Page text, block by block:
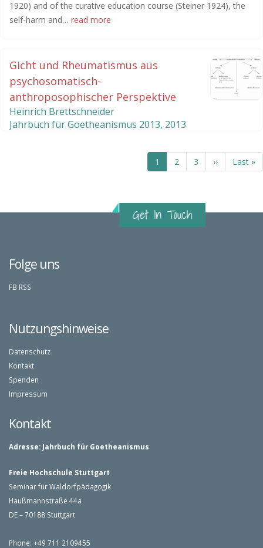
1920) and of the curative education course (Steiner 1924), the
self-harm and… read more
Gicht und Rheumatismus aus
psychosomatisch-
anthroposophischer Perspektive
Heinrich Brettschneider
Jahrbuch für Goetheanismus 2013, 2013
Aktuelle
Seite
1 Seite
2 Seite
3
Nächste
Seite
››
Letzte
Seite
Last »
Folge uns
FB RSS
Nutzungshinweise
Datenschutz
Kontakt
Spenden
Impressum
Kontakt
Adresse: Jahrbuch für Goetheanismus
Freie Hochschule Stuttgart
Seminar für Waldorfpädagogik
Haußmannstraße 44a
DE – 70188 Stuttgart
Phone: +49 711 2109455